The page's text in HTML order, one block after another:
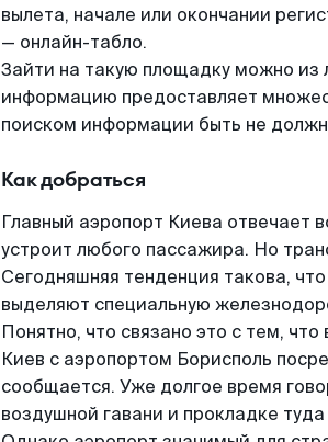
вылета, начале или окончании
— онлайн-табло.
Зайти на такую площадку можно из
информацию предоставляет
поиском информации быть не
Как добраться
Главный аэропорт Киева отвечает
устроит любого пассажира. Но
Сегодняшняя тенденция такова,
выделяют специальную
Понятно, что связано это с тем,
Киев с аэропортом Борисполь
сообщается. Уже долгое время
воздушной гавани и прокладке